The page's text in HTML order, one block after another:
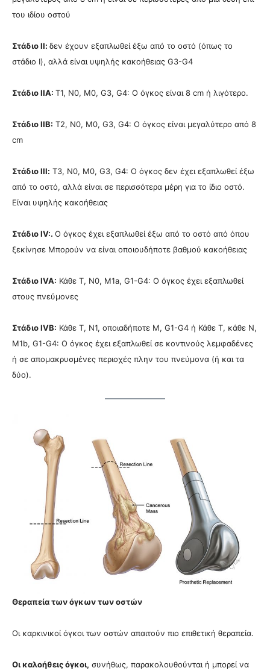
του ιδίου οστού
Στάδιο ΙΙ: δεν έχουν εξαπλωθεί έξω από το οστό (όπως το
στάδιο Ι), αλλά είναι υψηλής κακοήθειας G3-G4
Στάδιο ΙΙΑ: T1, N0, M0, G3, G4: Ο όγκος είναι 8 cm ή λιγότερο.
Στάδιο ΙΙΒ: T2, N0, M0, G3, G4: Ο όγκος είναι μεγαλύτερο από 8
cm
Στάδιο ΙΙΙ: T3, N0, M0, G3, G4: Ο όγκος δεν έχει εξαπλωθεί έξω
από το οστό, αλλά είναι σε περισσότερα μέρη για το ίδιο οστό.
Είναι υψηλής κακοήθειας
Στάδιο IV:. Ο όγκος έχει εξαπλωθεί έξω από το οστό από όπου
ξεκίνησε Μπορούν να είναι οποιουδήποτε βαθμού κακοήθειας
Στάδιο IVA: Κάθε Τ, N0, M1a, G1-G4: Ο όγκος έχει εξαπλωθεί
στους πνεύμονες
Στάδιο IVB: Κάθε Τ, N1, οποιαδήποτε M, G1-G4 ή Κάθε Τ, κάθε Ν,
M1b, G1-G4: Ο όγκος έχει εξαπλωθεί σε κοντινούς λεμφαδένες
ή σε απομακρυσμένες περιοχές πλην του πνεύμονα (ή και τα
δύο).
Θεραπεία των όγκων των οστών
Οι καρκινικοί όγκοι των οστών απαιτούν πιο επιθετική θεραπεία.
Οι καλοήθεις όγκοι, συνήθως, παρακολουθούνται ή μπορεί να